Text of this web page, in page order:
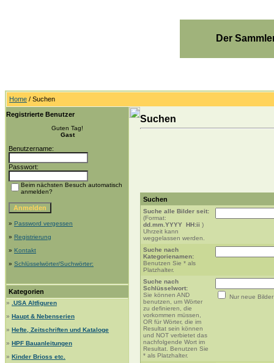
Der
Home / Suchen
Registrierte Benutzer
Guten Tag!
Gast
Benutzername:
Passwort:
Beim nächsten Besuch automatisch
anmelden?
» Password vergessen
» Registrierung
» Kontakt
» Schlüsselwörter/Suchwörter:
Kategorien
»
.USA Altfiguren
» Haupt & Nebenserien
» Hefte, Zeitschriften und Kataloge
» HPF Bauanleitungen
» Kinder Brioss etc.
Suchen
Suchen
Suche alle Bilder seit:
(Format:
dd.mm.YYYY HH:ii )
Uhrzeit kann
weggelassen werden.
Suche nach
Kategorienamen:
Benutzen Sie * als
Platzhalter.
Suche nach
Schlüsselwort:
Sie können AND
benutzen, um Wörter
zu definieren, die
vorkommen müssen,
OR für Wörter, die im
Resultat sein können
und NOT verbietet das
nachfolgende Wort im
Resultat. Benutzen Sie
* als Platzhalter.
Nur neue